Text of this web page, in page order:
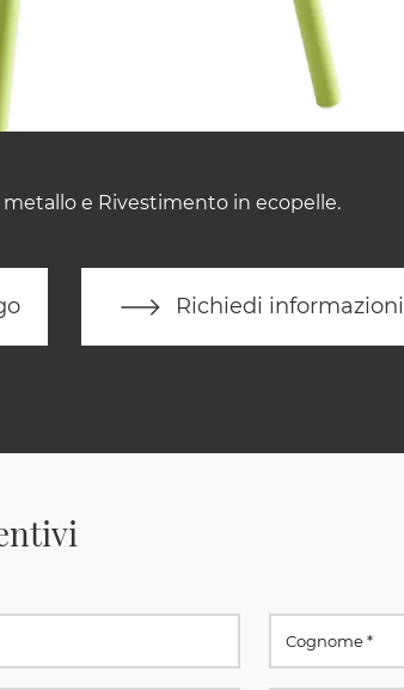
e Rivestimento in ecopelle.
Richiedi informazioni